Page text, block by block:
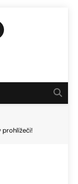
prohlížeči!